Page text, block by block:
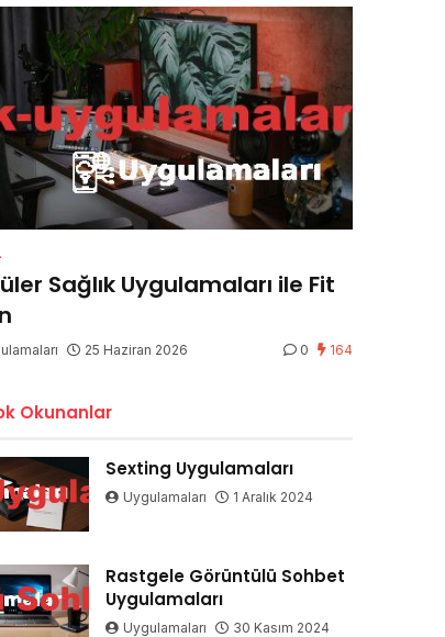
Sağlık Uygulamaları ile Fit
25 Haziran 2026 0 164
Okunanlar
Sexting Uygulamaları
Uygulamaları 1 Aralık 2024
Rastgele Görüntülü Sohbet
Uygulamaları
Uygulamaları 30 Kasım 2024